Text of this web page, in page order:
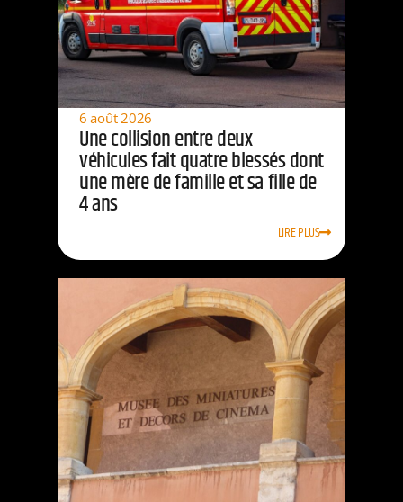
6 août 2026
Une collision entre deux
véhicules fait quatre blessés dont
une mère de famille et sa fille de
4 ans
LIRE PLUS